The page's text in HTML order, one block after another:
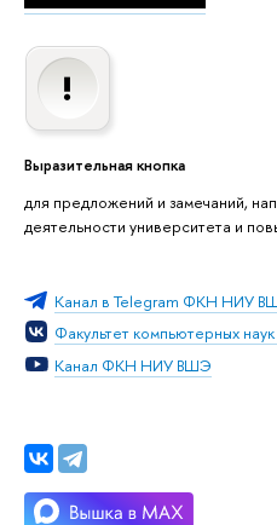
Выразительная кнопка
для предложений и замечаний,
деятельности университета и
Канал в Telegram ФКН НИУ
Факультет компьютерных
Канал ФКН НИУ ВШЭ